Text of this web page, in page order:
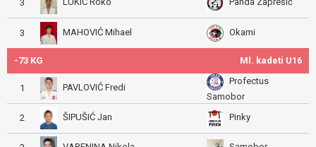
3
3 MAHOVIĆ Mihael Okami
-73 KG Ml. kadeti U16
1 PAVLOVIĆ Fredi
Profectus
Samobor
2
ŠIPUŠIĆ Jan Pinky